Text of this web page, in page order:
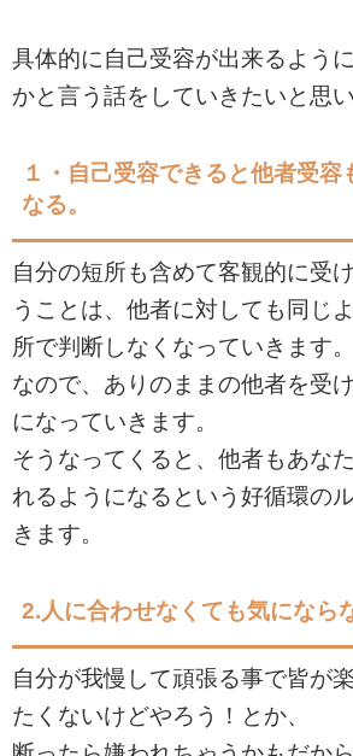
具体的に自己受容が出来るよう
かと言う話をしていきたいと思い
１・自己受容できると他者受容
なる。
自分の短所も含めて客観的に受
うことは、他者に対しても同じ
所で判断しなくなっていきます。
なので、ありのままの他者を受
になっていきます。
そうなってくると、他者もあな
れるようになるという好循環の
きます。
2.人に合わせなくても気になら
自分が我慢して頑張る事で皆が
たくないけどやろう！とか、